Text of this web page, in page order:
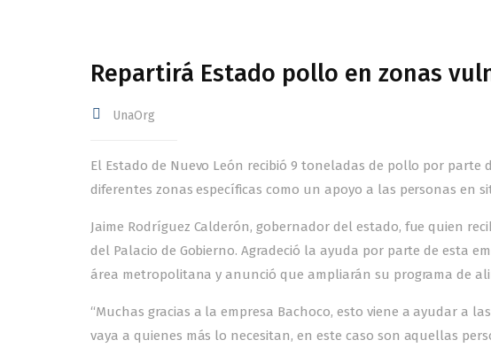
Repartirá Estado pollo en zonas
UnaOrg
El Estado de Nuevo León recibió 9 toneladas de pollo por parte
diferentes zonas específicas como un apoyo a las personas en
Jaime Rodríguez Calderón, gobernador del estado, fue quien
del Palacio de Gobierno. Agradeció la ayuda por parte de esta
área metropolitana y anunció que ampliarán su programa de
“Muchas gracias a la empresa Bachoco, esto viene a ayudar a
vaya a quienes más lo necesitan, en este caso son aquellas